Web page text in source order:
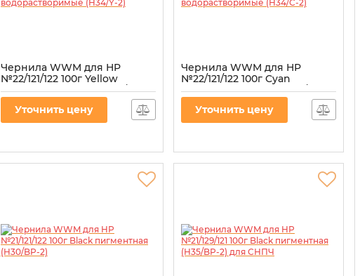
Чернила WWM для HP
№22/121/122 100г Yellow
водорастворимые (H34/Y-2)
Уточнить цену
Чернила WWM для HP
№22/121/122 100г Cyan
водорастворимые (H34/C-2)
Уточнить цену